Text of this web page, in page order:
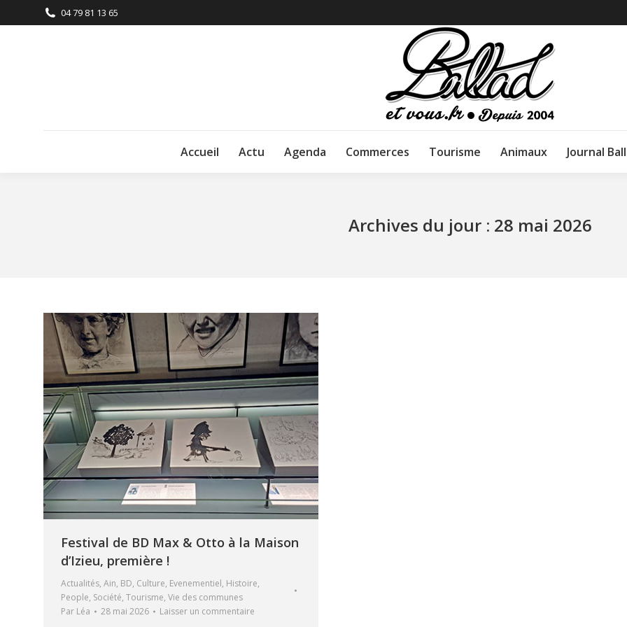
04 79 81 13 65
Accueil Actu Agenda Commerces Tourisme Animaux Journal
Archives du jour : 28 mai 2026
Festival de BD Max & Otto à la Maison
d’Izieu, première !
Actualités, Ain, BD, Culture, Evenementiel, Histoire,
People, Société, Tourisme, Vie des communes
Par Léa 28 mai 2026 Laisser un commentaire